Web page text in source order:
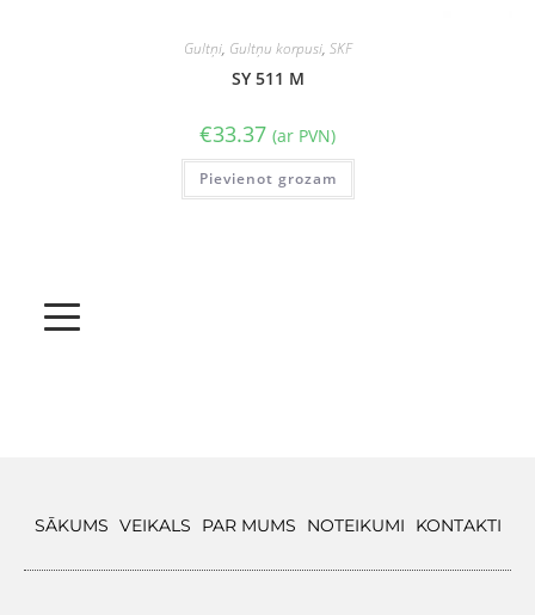
Gultņi, Gultņu korpusi, SKF
SY 511 M
€33.37 (ar PVN)
Pievienot grozam
SĀKUMS VEIKALS PAR MUMS NOTEIKUMI KONTAKTI